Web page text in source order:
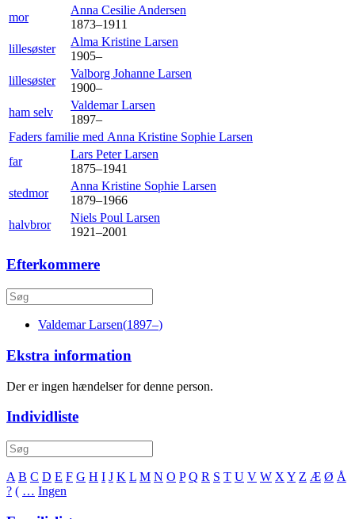
mor
Anna Cesilie Andersen
1873–1911
lillesøster
Alma Kristine Larsen
1905–
lillesøster
Valborg Johanne Larsen
1900–
ham selv
ValdemarLarsen
1897–
Faders familie med Anna Kristine Sophie Larsen
far
Lars PeterLarsen
1875–1941
stedmor
Anna Kristine Sophie Larsen
1879–1966
halvbror
Niels Poul Larsen
1921–2001
Efterkommere
ValdemarLarsen(1897–)
Ekstra information
Der er ingen hændelser for denne person.
Individliste
A B C D E F G H I J K L M N O P Q R S T U V W X Y Z Æ Ø Å
? ( … Ingen